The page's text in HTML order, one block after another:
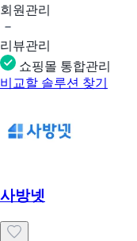
회원관리
리뷰관리
쇼핑몰 통합관리
비교할 솔루션 찾기
사방넷